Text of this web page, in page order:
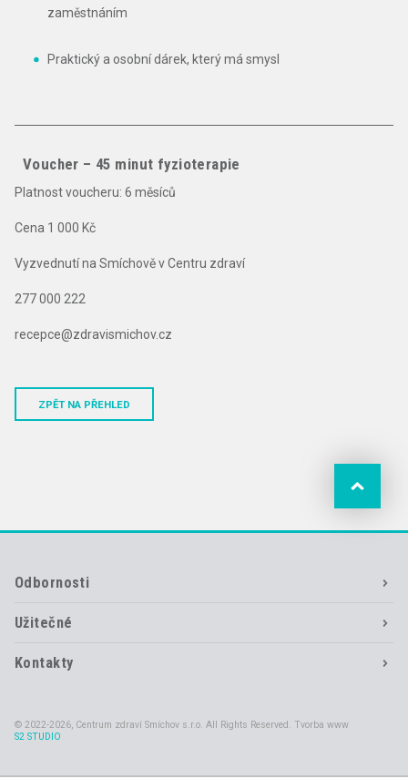
zaměstnáním
Praktický a osobní dárek, který má smysl
Voucher – 45 minut fyzioterapie
Platnost voucheru: 6 měsíců
Cena 1 000 Kč
Vyzvednutí na Smíchově v Centru zdraví
277 000 222
recepce@zdravismichov.cz
ZPĚT NA PŘEHLED
Odbornosti
Užitečné
Kontakty
© 2022-2026, Centrum zdraví Smíchov s.r.o. All Rights Reserved. Tvorba www
S2 STUDIO